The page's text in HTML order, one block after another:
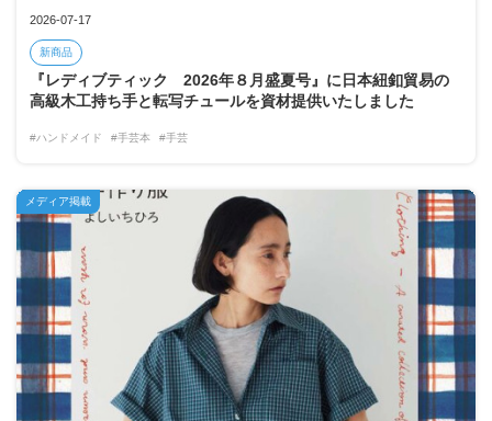
2026-07-17
新商品
『レディブティック 2026年８月盛夏号』に日本紐釦貿易の
高級木工持ち手と転写チュールを資材提供いたしました
#ハンドメイド #手芸本 #手芸
メディア掲載